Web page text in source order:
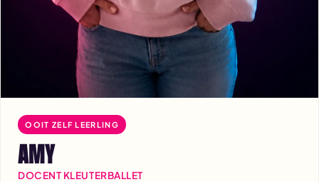
OOIT ZELF LEERLING
AMY
DOCENT KLEUTERBALLET